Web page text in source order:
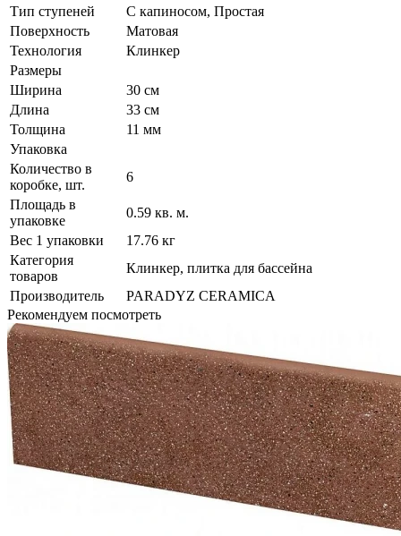
Тип ступеней
С капиносом, Простая
Поверхность
Матовая
Технология
Клинкер
Размеры
Ширина
30 см
Длина
33 см
Толщина
11 мм
Упаковка
Количество в
коробке, шт.
6
Площадь в
упаковке
0.59 кв. м.
Вес 1 упаковки
17.76 кг
Категория
товаров
Клинкер, плитка для бассейна
Производитель
PARADYZ CERAMICA
Рекомендуем посмотреть